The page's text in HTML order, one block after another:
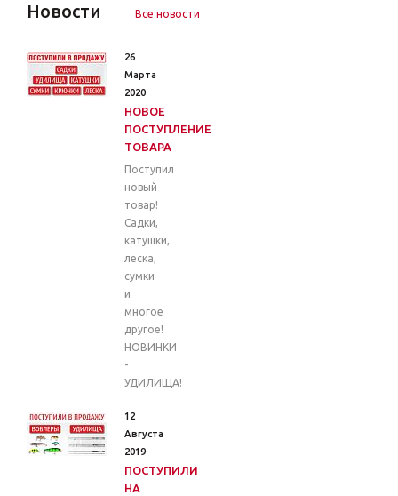
Новости Все новости
26
Марта
2020
НОВОЕ
ПОСТУПЛЕНИЕ
ТОВАРА
Поступил
новый
товар!
Садки,
катушки,
леска,
сумки
и
многое
другое!
НОВИНКИ
-
УДИЛИЩА!
12
Августа
2019
ПОСТУПИЛИ
НА